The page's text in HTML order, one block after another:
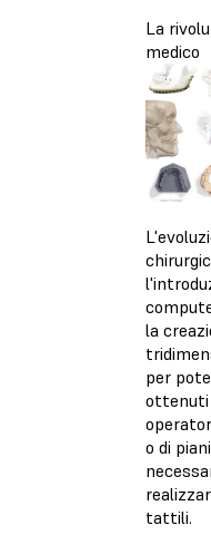
La
medico
la
per
ottenuti
o di
tattili.